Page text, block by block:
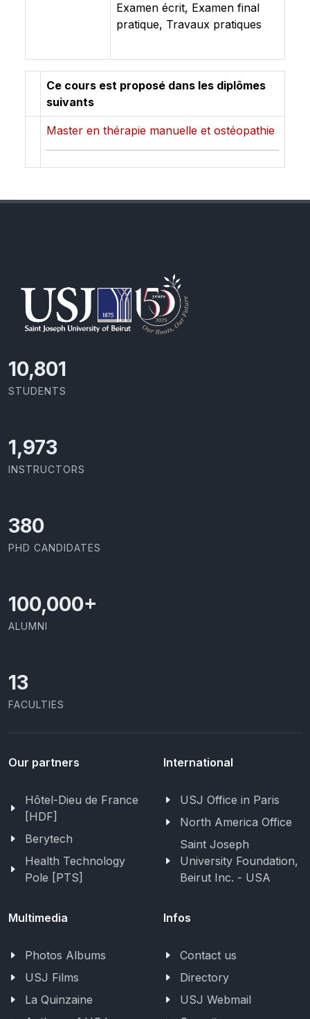
Examen écrit, Examen final
pratique, Travaux pratiques
Ce cours est proposé dans les diplômes
suivants
Master en thérapie manuelle et ostéopathie
11,418
STUDENTS
2,086
INSTRUCTORS
414
PHD CANDIDATES
100,000+
ALUMNI
13
FACULTIES
Our partners
Hôtel-Dieu de France
[HDF]
Berytech
Health Technology
Pole [PTS]
International
USJ Office in Paris
North America Office
Saint Joseph
University Foundation,
Beirut Inc. - USA
Multimedia
Photos Albums
USJ Films
La Quinzaine
Infos
Contact us
Directory
USJ Webmail